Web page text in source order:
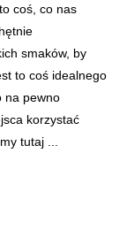
coś, co nas
smaków, by
to coś idealnego
na pewno
korzystać
tutaj ...